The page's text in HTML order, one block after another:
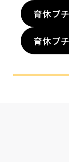
育休プ
育休プ